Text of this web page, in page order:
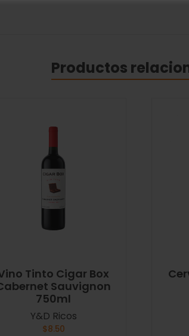
Productos
Tinto Cigar Box
Sauvignon
750ml
Y&D Ricos
$8.50